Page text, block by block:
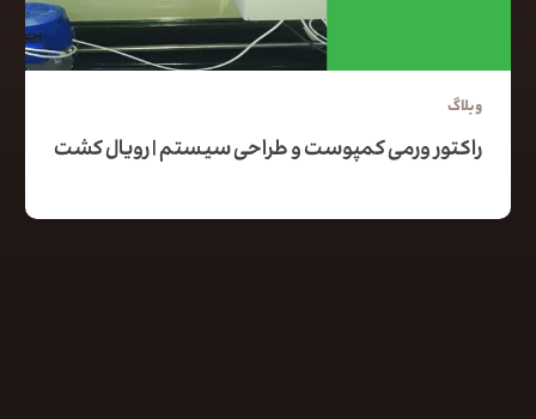
وبلاگ
راکتور ورمی کمپوست و طراحی سیستم | رویال کشت